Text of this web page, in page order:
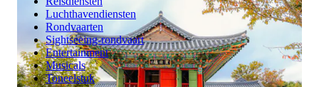
Luchthavendiensten
Rondvaarten
Sightseeing-rondvaart
Entertainment
Musicals
Toneelstuk